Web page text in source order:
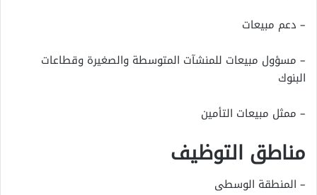
– دعم مبيعات
– مسؤول مبيعات للمنشآت المتوسطة والصغيرة وقطاعات
البنوك
– ممثل مبيعات التأمين
مناطق التوظيف
– المنطقة الوسطى